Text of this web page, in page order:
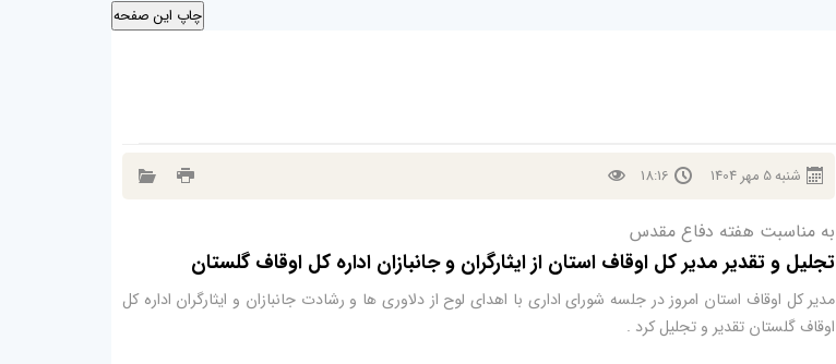
شنبه5 مهر 1404
18:16
به مناسبت هفته دفاع مقدس
تجلیل و تقدیر مدیر کل اوقاف استان از ایثارگران و جانبازان اداره کل اوقاف گلستان
مدیر کل اوقاف استان امروز در جلسه شورای اداری با اهدای لوح از دلاوری ها و رشادت جانبازان و ایثارگران اداره کل
اوقاف گلستان تقدیر و تجلیل کرد .